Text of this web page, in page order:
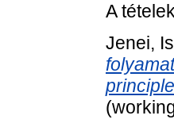
A
Jenei,